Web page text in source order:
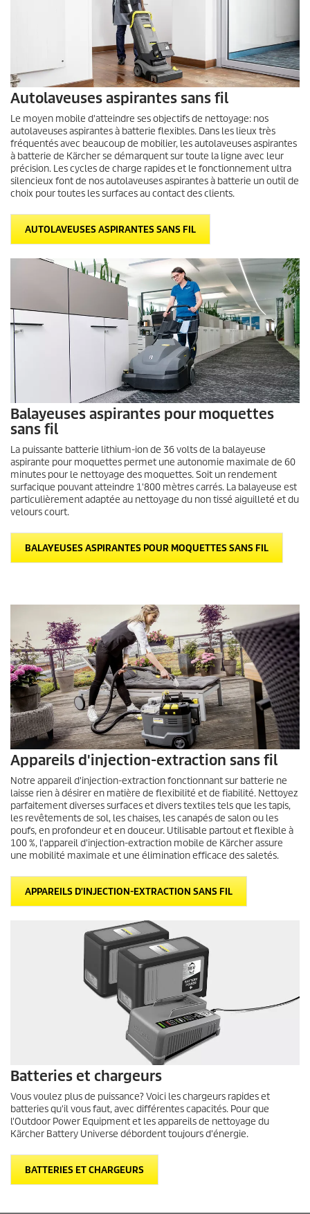
Autolaveuses aspirantes sans fil
Le moyen mobile d'atteindre ses objectifs de nettoyage: nos
autolaveuses aspirantes à batterie flexibles. Dans les lieux très
fréquentés avec beaucoup de mobilier, les autolaveuses aspirantes
à batterie de Kärcher se démarquent sur toute la ligne avec leur
précision. Les cycles de charge rapides et le fonctionnement ultra
silencieux font de nos autolaveuses aspirantes à batterie un outil de
choix pour toutes les surfaces au contact des clients.
AUTOLAVEUSES ASPIRANTES SANS FIL
Balayeuses aspirantes pour moquettes
sans fil
La puissante batterie lithium-ion de 36 volts de la balayeuse
aspirante pour moquettes permet une autonomie maximale de 60
minutes pour le nettoyage des moquettes. Soit un rendement
surfacique pouvant atteindre 1'800 mètres carrés. La balayeuse est
particulièrement adaptée au nettoyage du non tissé aiguilleté et du
velours court.
BALAYEUSES ASPIRANTES POUR MOQUETTES SANS FIL
Appareils d'injection-extraction sans fil
Notre appareil d'injection-extraction fonctionnant sur batterie ne
laisse rien à désirer en matière de flexibilité et de fiabilité. Nettoyez
parfaitement diverses surfaces et divers textiles tels que les tapis,
les revêtements de sol, les chaises, les canapés de salon ou les
poufs, en profondeur et en douceur. Utilisable partout et flexible à
100 %, l'appareil d'injection-extraction mobile de Kärcher assure
une mobilité maximale et une élimination efficace des saletés.
APPAREILS D'INJECTION-EXTRACTION SANS FIL
Batteries et chargeurs
Vous voulez plus de puissance? Voici les chargeurs rapides et
batteries qu'il vous faut, avec différentes capacités. Pour que
l'Outdoor Power Equipment et les appareils de nettoyage du
Kärcher Battery Universe débordent toujours d'énergie.
BATTERIES ET CHARGEURS